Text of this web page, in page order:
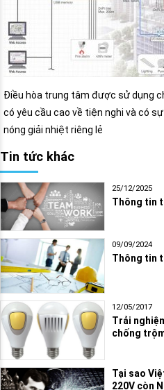
Điều hòa trung tâm được sử dụng
có yêu cầu cao về tiện nghi và có
nóng giải nhiệt riêng lẻ
Tin tức khác
25/12/2025
Thông tin
09/09/2024
Thông tin
12/05/2017
Trải
chống
Tại sao
220V còn